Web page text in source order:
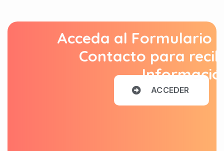
Acceda al Formulario
Contacto para
ACCEDER